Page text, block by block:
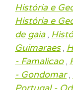
História e
História e
de gaia,
Guimaraes,
- Famalicao,
- Gondomar,